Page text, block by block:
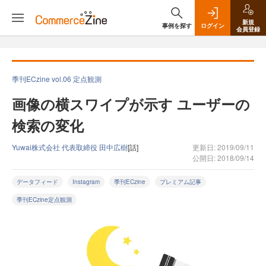
事例を探す ログイン
新規
会員登録
季刊ECzine vol.06 定点観測
画像の横スワイプが示す ユーザーの
検索の変化
Yuwai株式会社 代表取締役 田中広樹[話]
更新日: 2019/09/11
公開日: 2018/09/14
データフィード Instagram 季刊ECzine プレミアム記事
季刊ECzine定点観測